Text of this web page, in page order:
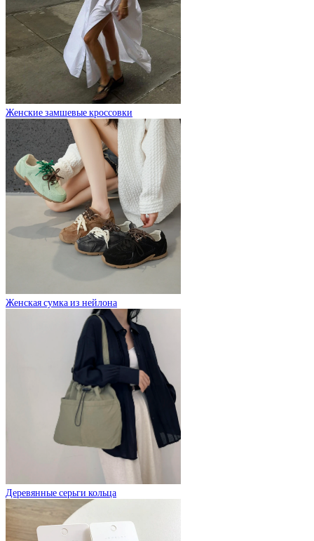
Женские замшевые кроссовки
Женская сумка из нейлона
Деревянные серьги кольца